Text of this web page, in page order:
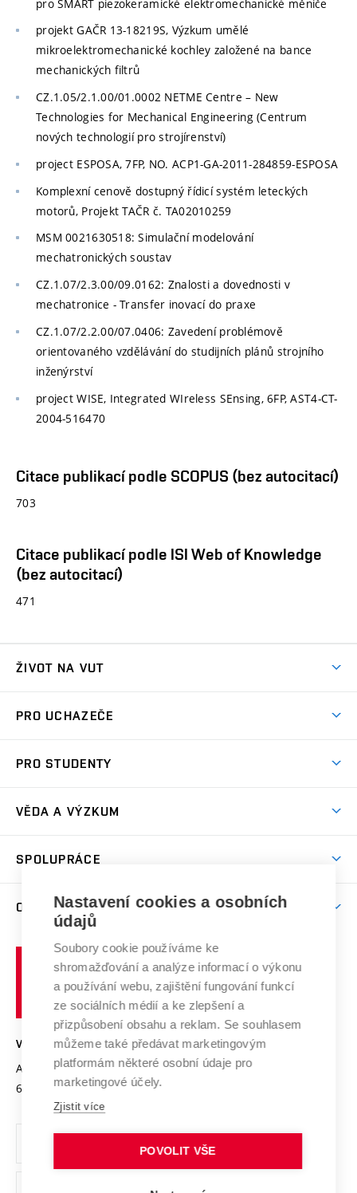
pro SMART piezokeramické elektromechanické měniče
projekt GAČR 13-18219S, Výzkum umělé
mikroelektromechanické kochley založené na bance
mechanických filtrů
CZ.1.05/2.1.00/01.0002 NETME Centre – New
Technologies for Mechanical Engineering (Centrum
nových technologií pro strojírenství)
project ESPOSA, 7FP, NO. ACP1-GA-2011-284859-ESPOSA
Komplexní cenově dostupný řídicí systém leteckých
motorů, Projekt TAČR č. TA02010259
MSM 0021630518: Simulační modelování
mechatronických soustav
CZ.1.07/2.3.00/09.0162: Znalosti a dovednosti v
mechatronice - Transfer inovací do praxe
CZ.1.07/2.2.00/07.0406: Zavedení problémově
orientovaného vzdělávání do studijních plánů strojního
inženýrství
project WISE, IntegratedWIreless SEnsing,6FP, AST4-CT-
2004-516470
Citace publikací podle SCOPUS (bez autocitací)
703
Citace publikací podle ISI Web of Knowledge
(bez autocitací)
471
ŽIVOT NA VUT
Koleje
Sport na VUT
Brno
PRO UCHAZEČE
Dny otevřených dveří
Celoživotní vzdělávání
E-přihláška
PRO STUDENTY
Harmonogram akademického roku
Závěrečné práce
Doktorské studium
Zpracování osobních údajů studentů
Sociální bezpečí
Studium bez bariér
Podpora podnikání
VĚDA A VÝZKUM
Mezinárodní vědecká rada
Systém zajišťování kvality výzkumu
Výzkumné infrastruktury
Transfer znalostí
Open Science
Projekty
Projekty ze strukturálních fondů
Specifický výzkum
SPOLUPRÁCE
Firemní spolupráce
Zahraniční spolupráce
Spolupráce se školami
Služby univerzity
Mezinárodní dohody
Univerzitní sítě
O UNIVERZITĚ
Profil univerzity
Udržitelná univerzita
Podnikavá univerzita / ContriBUTe
Bezpečná univerzita
Vyznamenání
Organizační struktura
Ochrana osobních údajů
učení
technické
Brně
VYSOKÉ UČENÍ TECHNICKÉ V BRNĚ
Antonínská 548/1
602 00 Brno
www.vut.cz
vut@vutbr.cz
Nastavení cookies a osobních
údajů
Soubory cookie používáme ke
shromažďování a analýze informací o výkonu
a používání webu, zajištění fungování funkcí
ze sociálních médií a ke zlepšení a
přizpůsobení obsahu a reklam. Se souhlasem
můžeme také předávat marketingovým
platformám některé osobní údaje pro
marketingové účely.
Zjistit více
POVOLIT VŠE